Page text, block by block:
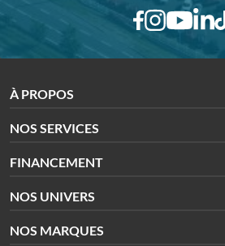
À PROPOS
NOS SERVICES
FINANCEMENT
NOS UNIVERS
NOS MARQUES